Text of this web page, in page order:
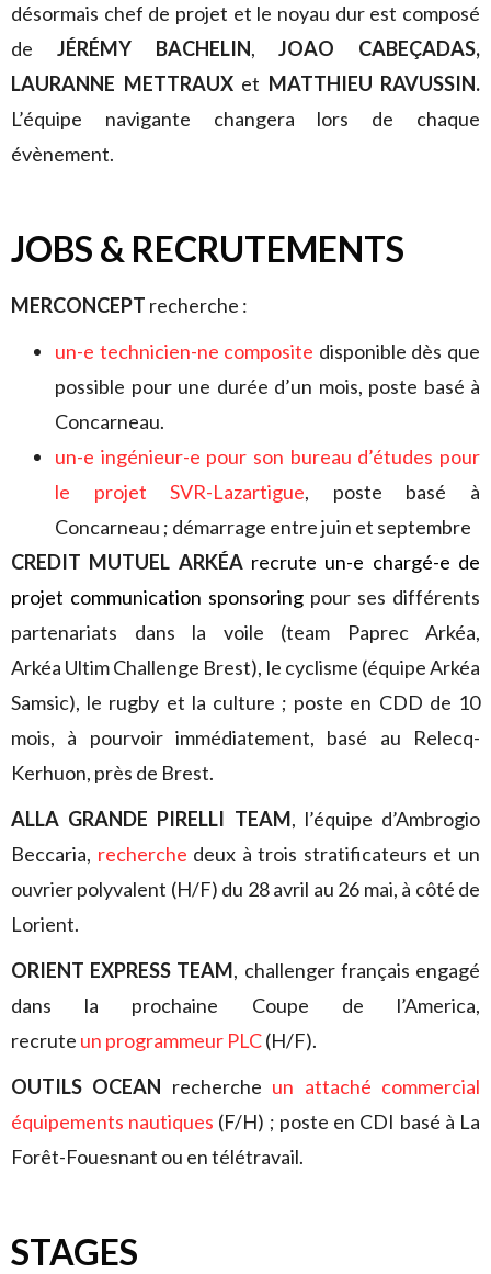
désormais chef de projet et le noyau dur est composé
de JÉRÉMY BACHELIN,JOAO CABEÇADAS,
LAURANNE METTRAUX et MATTHIEU RAVUSSIN.
L’équipe navigante changera lors de chaque
évènement.
JOBS & RECRUTEMENTS
MERCONCEPT recherche :
un-e technicien-ne composite disponible dès que
possible pour une durée d’un mois, poste basé à
Concarneau.
un-e ingénieur-e pour son bureau d’études pour
le projet SVR-Lazartigue, poste basé à
Concarneau ; démarrage entre juin et septembre
CREDIT MUTUEL ARKÉArecrute un-e chargé-e de
projet communication sponsoring pour ses différents
partenariats dans la voile (team Paprec Arkéa,
Arkéa Ultim Challenge Brest), le cyclisme (équipe Arkéa
Samsic), le rugby et la culture ; poste en CDD de 10
mois, à pourvoir immédiatement, basé au Relecq-
Kerhuon, près de Brest.
ALLA GRANDE PIRELLI TEAM, l’équipe d’Ambrogio
Beccaria, recherche deux à trois stratificateurs et un
ouvrier polyvalent (H/F) du 28 avril au 26 mai, à côté de
Lorient.
ORIENT EXPRESS TEAM, challenger français engagé
dans la prochaine Coupe de l’America,
recrute un programmeur PLC(H/F).
OUTILS OCEAN recherche un attaché commercial
équipements nautiques (F/H) ; poste en CDI basé à La
Forêt-Fouesnant ou en télétravail.
STAGES